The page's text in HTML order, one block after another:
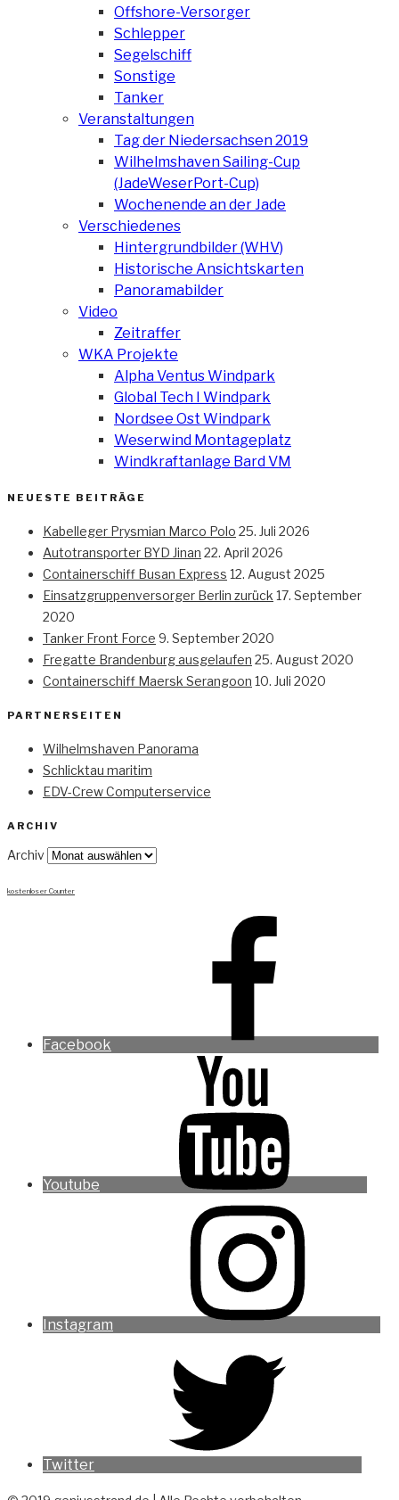
Offshore-Versorger
Schlepper
Segelschiff
Sonstige
Tanker
Veranstaltungen
Tag der Niedersachsen 2019
Wilhelmshaven Sailing-Cup
(JadeWeserPort-Cup)
Wochenende an der Jade
Verschiedenes
Hintergrundbilder (WHV)
Historische Ansichtskarten
Panoramabilder
Video
Zeitraffer
WKA Projekte
Alpha Ventus Windpark
Global Tech I Windpark
Nordsee Ost Windpark
Weserwind Montageplatz
Windkraftanlage Bard VM
NEUESTE BEITRÄGE
Kabelleger Prysmian Marco Polo 25. Juli 2026
Autotransporter BYD Jinan 22. April 2026
Containerschiff Busan Express 12. August 2025
Einsatzgruppenversorger Berlin zurück 17. September
2020
Tanker Front Force 9. September 2020
Fregatte Brandenburg ausgelaufen 25. August 2020
Containerschiff Maersk Serangoon 10. Juli 2020
PARTNERSEITEN
Wilhelmshaven Panorama
Schlicktau maritim
EDV-Crew Computerservice
ARCHIV
Archiv
kostenloser Counter
Facebook
Youtube
Instagram
Twitter